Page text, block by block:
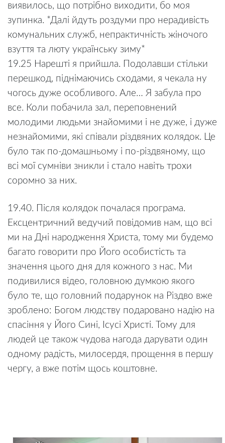
виявилось, що потрібно виходити, бо моя
зупинка. *Далі йдуть роздуми про нерадивість
комунальних служб, непрактичність жіночого
взуття та люту українську зиму*
19.25 Нарешті я прийшла. Подолавши стільки
перешкод, піднімаючись сходами, я чекала ну
чогось дуже особливого. Але… Я забула про
все. Коли побачила зал, переповнений
молодими людьми знайомими і не дуже, і дуже
незнайомими, які співали різдвяних колядок. Це
було так по-домашньому і по-різдвяному, що
всі мої сумніви зникли і стало навіть трохи
соромно за них.
19.40. Після колядок почалася програма.
Ексцентричний ведучий повідомив нам, що всі
ми на Дні народження Христа, тому ми будемо
багато говорити про Його особистість та
значення цього дня для кожного з нас. Ми
подивилися відео, головною думкою якого
було те, що головний подарунок на Різдво вже
зроблено: Богом людству подаровано надію на
спасіння у Його Сині, Ісусі Христі. Тому для
людей це також чудова нагода дарувати один
одному радість, милосердя, прощення в першу
чергу, а вже потім щось коштовне.